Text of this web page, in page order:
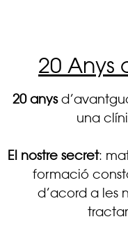
20 Anys
20 anys
una
El nostre secret:
formació
d’acord a les